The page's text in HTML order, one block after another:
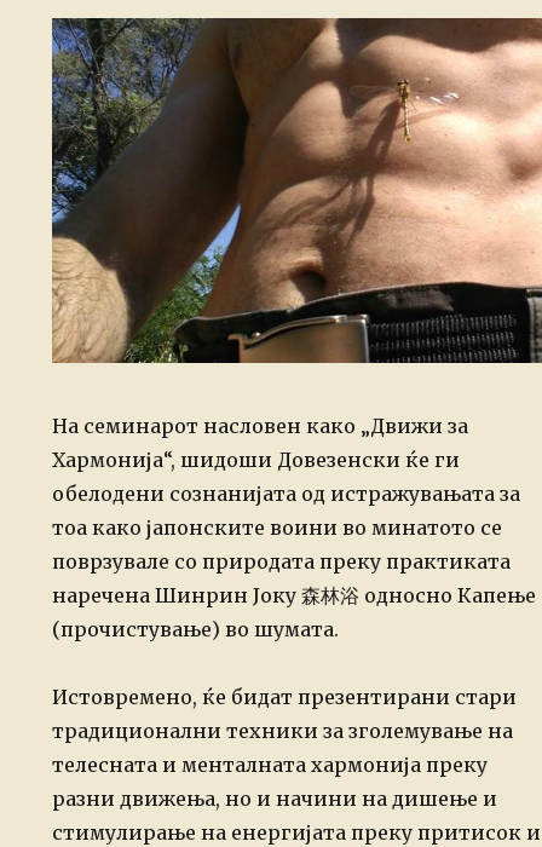
На семинарот насловен како „Движи за
Хармонија“, шидоши Довезенски ќе ги
обелодени сознанијата од истражувањата за
тоа како јапонските воини во минатото се
поврзувале со природата преку практиката
наречена Шинрин Јоку 森林浴 односно Капење
(прочистување) во шумата.
Истовремено, ќе бидат презентирани стари
традиционални техники за зголемување на
телесната и менталната хармонија преку
разни движења, но и начини на дишење и
стимулирање на енергијата преку притисок и